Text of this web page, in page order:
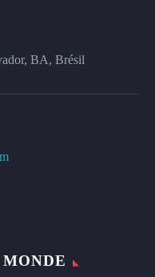
BA, Brésil